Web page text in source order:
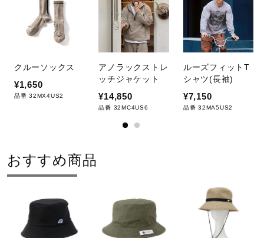
クルーソックス
¥1,650
品番 32MX4US2
アノラックストレ
ッチジャケット
¥14,850
品番 32MC4US6
ルーズフィットT
シャツ(長袖)
¥7,150
品番 32MA5US2
おすすめ商品